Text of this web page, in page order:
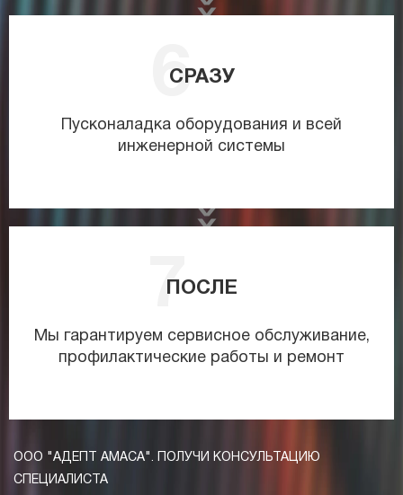
СРАЗУ
Пусконаладка оборудования и всей
инженерной системы
ПОСЛЕ
Мы гарантируем сервисное обслуживание,
профилактические работы и ремонт
ООО "АДЕПТ АМАСА". ПОЛУЧИ КОНСУЛЬТАЦИЮ
СПЕЦИАЛИСТА